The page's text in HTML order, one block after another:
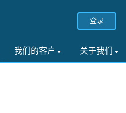
登录
我们的客户 关于我们